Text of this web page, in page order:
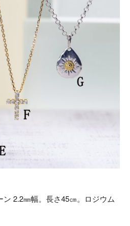
2.2㎜幅。長さ45㎝。ロジウム